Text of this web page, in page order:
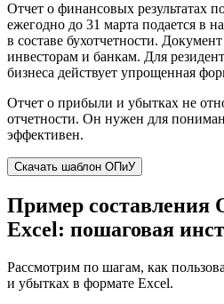
Отчет о финансовых результатах
ежегодно до 31 марта подается в
в составе бухотчетности.
инвесторам и банкам. Для
бизнеса действует упрощенная
Отчет о прибыли и убытках не
отчетности. Он нужен для
эффективен.
Скачать шаблон ОПиУ
Пример составления
Excel: пошаговая
Рассмотрим по шагам, как
и убытках в формате Excel.